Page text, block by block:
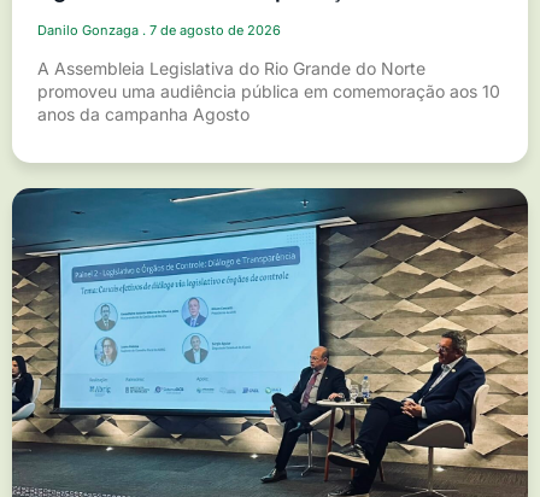
Danilo Gonzaga 7 de agosto de 2026
A Assembleia Legislativa do Rio Grande do Norte
promoveu uma audiência pública em comemoração aos 10
anos da campanha Agosto